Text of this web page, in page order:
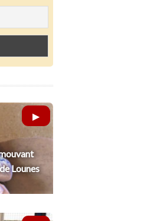
Lounes